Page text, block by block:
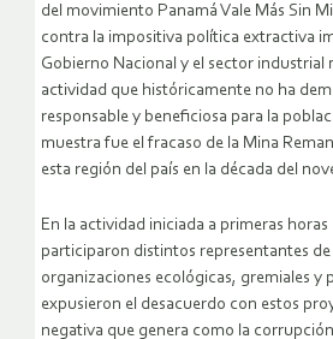
del movimiento Panamá Vale Más Sin
contra la impositiva política extractiva
Gobierno Nacional y el sector industrial
actividad que históricamente no ha
responsable y beneficiosa para la
muestra fue el fracaso de la Mina
esta región del país en la década del
En la actividad iniciada a primeras horas
participaron distintos representantes
organizaciones ecológicas, gremiales y
expusieron el desacuerdo con estos
negativa que genera como la